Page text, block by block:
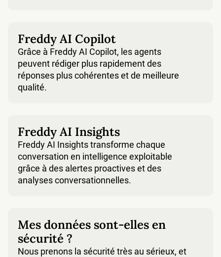
Freddy AI Copilot
Grâce à Freddy AI Copilot, les agents
peuvent rédiger plus rapidement des
réponses plus cohérentes et de meilleure
qualité.
Freddy AI Insights
Freddy AI Insights transforme chaque
conversation en intelligence exploitable
grâce à des alertes proactives et des
analyses conversationnelles.
Mes données sont-elles en
sécurité ?
Nous prenons la sécurité très au sérieux, et